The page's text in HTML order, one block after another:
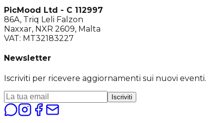
PicMood Ltd - C 112997
86A, Triq Leli Falzon
Naxxar, NXR 2609, Malta
VAT: MT32183227
Newsletter
Iscriviti per ricevere aggiornamenti sui nuovi eventi.
Iscriviti